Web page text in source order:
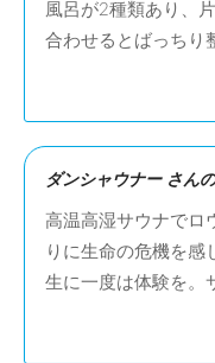
風呂が2種類あり、
合わせるとばっちり
ダンシャウナー さん
高温高湿サウナでロ
りに生命の危機を感
生に一度は体験を。